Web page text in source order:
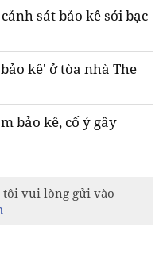
sát bảo kê sới bạc
kê' ở tòa nhà The
bảo kê, cố ý gây
tôi vui lòng gửi vào